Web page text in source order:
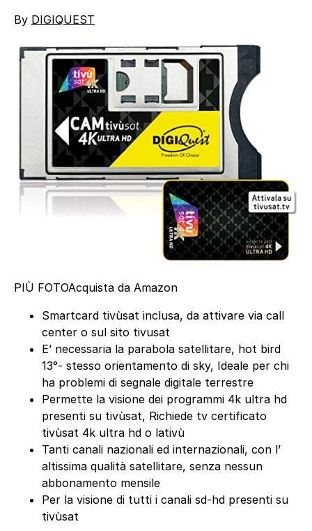
By DIGIQUEST
PIÙ FOTOAcquista da Amazon
Smartcard tivùsat inclusa, da attivare via call
center o sul sito tivusat
E’ necessaria la parabola satellitare, hot bird
13°- stesso orientamento di sky, Ideale per chi
ha problemi di segnale digitale terrestre
Permette la visione dei programmi 4k ultra hd
presenti su tivùsat, Richiede tv certificato
tivùsat 4k ultra hd o lativù
Tanti canali nazionali ed internazionali, con l’
altissima qualità satellitare, senza nessun
abbonamento mensile
Per la visione di tutti i canali sd-hd presenti su
tivùsat